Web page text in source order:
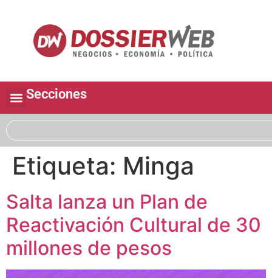
Secciones
Etiqueta: Minga
Salta lanza un Plan de
Reactivación Cultural de 30
millones de pesos